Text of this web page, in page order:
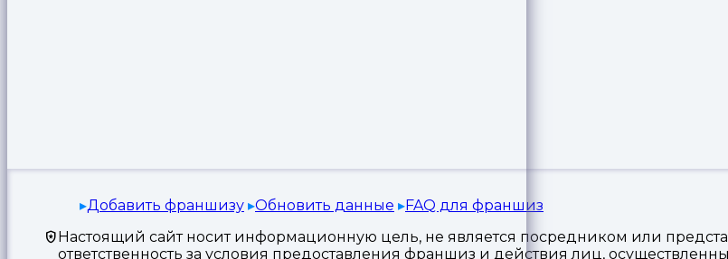
Добавить франшизу Обновить данные
FAQ для франшиз
Настоящий сайт носит информационную цель, не является посредником или
ответственность за условия предоставления франшиз и действия лиц,